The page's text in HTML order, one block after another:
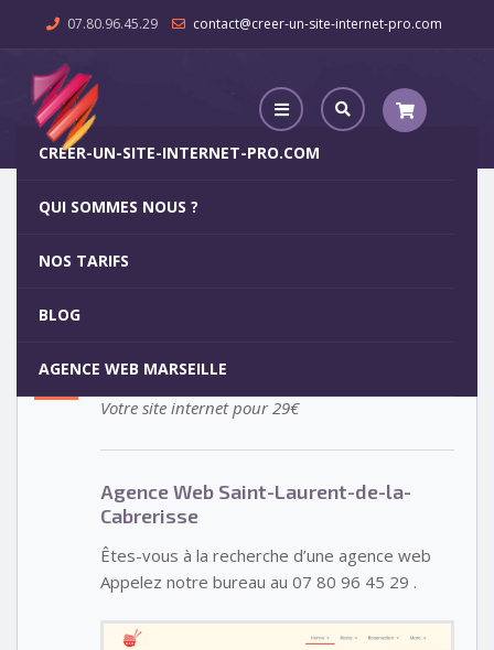
07.80.96.45.29 contact@creer-un-site-internet-pro.com
CREER-UN-SITE-INTERNET-PRO.COM
QUI SOMMES NOUS ?
NOS TARIFS
BLOG
AGENCE WEB MARSEILLE
5
Votre site internet pour 29€
Agence Web Saint-Laurent-de-la-
Cabrerisse
Êtes-vous à la recherche d’une agence web
Appelez notre bureau au 07 80 96 45 29 .